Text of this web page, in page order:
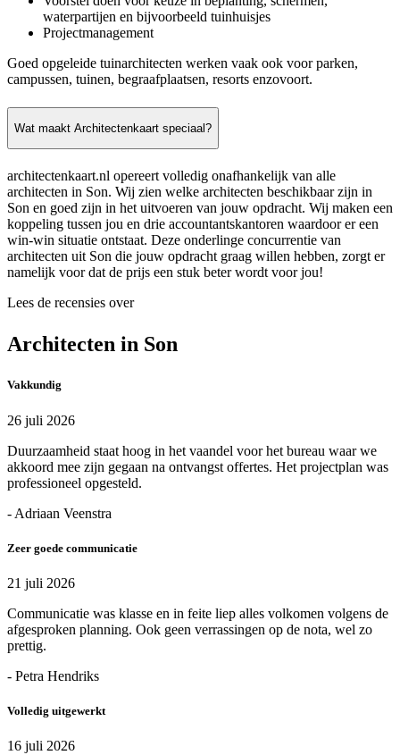
waterpartijen en bijvoorbeeld tuinhuisjes
Projectmanagement
Goed opgeleide tuinarchitecten werken vaak ook voor parken,
campussen, tuinen, begraafplaatsen, resorts enzovoort.
Wat maakt Architectenkaart speciaal?
architectenkaart.nl opereert volledig onafhankelijk van alle
architecten in Son. Wij zien welke architecten beschikbaar zijn in
Son en goed zijn in het uitvoeren van jouw opdracht. Wij maken een
koppeling tussen jou en drie accountantskantoren waardoor er een
win-win situatie ontstaat. Deze onderlinge concurrentie van
architecten uit Son die jouw opdracht graag willen hebben, zorgt er
namelijk voor dat de prijs een stuk beter wordt voor jou!
Lees de recensies over
Architecten in Son
Vakkundig
26 juli 2026
Duurzaamheid staat hoog in het vaandel voor het bureau waar we
akkoord mee zijn gegaan na ontvangst offertes. Het projectplan was
professioneel opgesteld.
- Adriaan Veenstra
Zeer goede communicatie
21 juli 2026
Communicatie was klasse en in feite liep alles volkomen volgens de
afgesproken planning. Ook geen verrassingen op de nota, wel zo
prettig.
- Petra Hendriks
Volledig uitgewerkt
16 juli 2026